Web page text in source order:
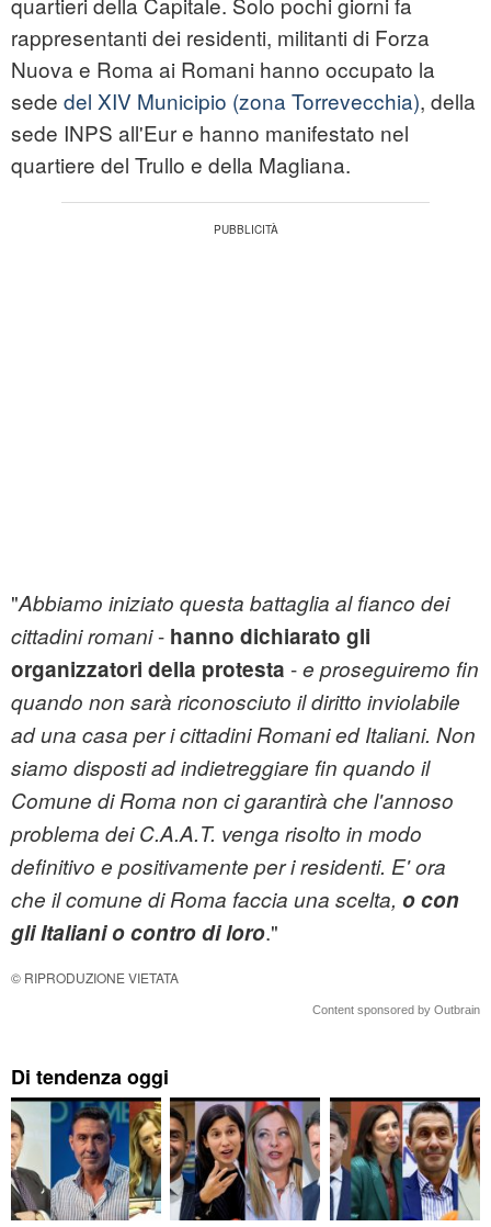
rappresentanti dei residenti, militanti di Forza
Nuova e Roma ai Romani hanno occupato la
sede del XIV Municipio (zona Torrevecchia), della
sede INPS all'Eur e hanno manifestato nel
quartiere del Trullo e della Magliana.
"Abbiamo iniziato questa battaglia al fianco dei
cittadini romani- hanno dichiarato gli
organizzatori della protesta -e proseguiremo fin
quando non sarà riconosciuto il diritto inviolabile
ad una casa per i cittadini Romani ed Italiani. Non
siamo disposti ad indietreggiare fin quando il
Comune di Roma non ci garantirà che l'annoso
problema dei C.A.A.T. venga risolto in modo
definitivo e positivamente per i residenti. E' ora
che il comune di Roma faccia una scelta, o con
gli Italiani o contro di loro."
© RIPRODUZIONE VIETATA
Content sponsored by Outbrain
Di tendenza oggi